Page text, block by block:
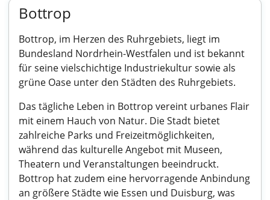
Bottrop
Bottrop, im Herzen des Ruhrgebiets, liegt im
Bundesland Nordrhein-Westfalen und ist bekannt
für seine vielschichtige Industriekultur sowie als
grüne Oase unter den Städten des Ruhrgebiets.
Das tägliche Leben in Bottrop vereint urbanes Flair
mit einem Hauch von Natur. Die Stadt bietet
zahlreiche Parks und Freizeitmöglichkeiten,
während das kulturelle Angebot mit Museen,
Theatern und Veranstaltungen beeindruckt.
Bottrop hat zudem eine hervorragende Anbindung
an größere Städte wie Essen und Duisburg, was